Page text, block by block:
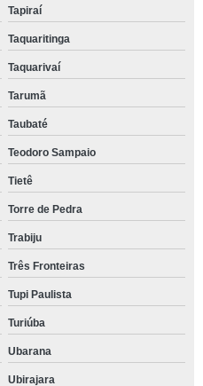
Tapiraí
Taquaritinga
Taquarivaí
Tarumã
Taubaté
Teodoro Sampaio
Tietê
Torre de Pedra
Trabiju
Três Fronteiras
Tupi Paulista
Turiúba
Ubarana
Ubirajara